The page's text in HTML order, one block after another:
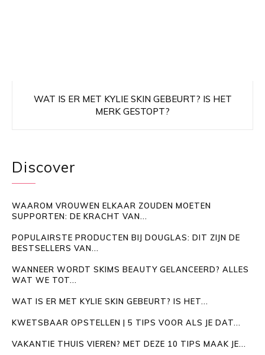
WAT IS ER MET KYLIE SKIN GEBEURT? IS HET
MERK GESTOPT?
Discover
WAAROM VROUWEN ELKAAR ZOUDEN MOETEN
SUPPORTEN: DE KRACHT VAN...
POPULAIRSTE PRODUCTEN BIJ DOUGLAS: DIT ZIJN DE
BESTSELLERS VAN...
WANNEER WORDT SKIMS BEAUTY GELANCEERD? ALLES
WAT WE TOT...
WAT IS ER MET KYLIE SKIN GEBEURT? IS HET...
KWETSBAAR OPSTELLEN | 5 TIPS VOOR ALS JE DAT...
VAKANTIE THUIS VIEREN? MET DEZE 10 TIPS MAAK JE...